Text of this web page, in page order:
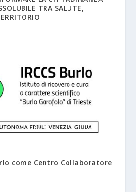
TRA SALUTE,
come Centro Collaboratore